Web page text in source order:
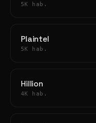
5K hab.
Plaintel
5K hab.
Hillion
4K hab.